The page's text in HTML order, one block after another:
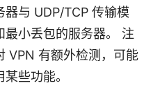
与 UDP/TCP 传输模
最小丢包的服务器。 注
VPN 有额外检测，可能
些功能。